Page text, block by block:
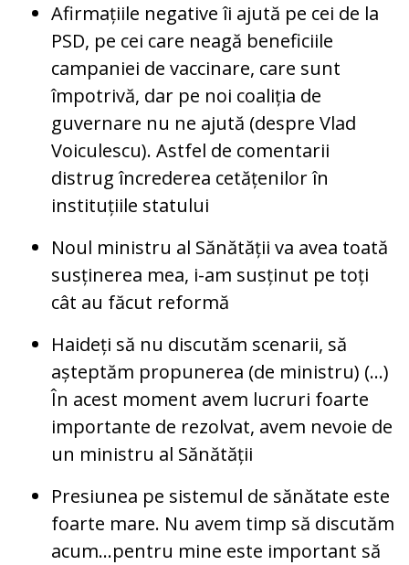
Afirmațiile negative îi ajută pe cei de la
PSD, pe cei care neagă beneficiile
campaniei de vaccinare, care sunt
împotrivă, dar pe noi coaliția de
guvernare nu ne ajută (despre Vlad
Voiculescu). Astfel de comentarii
distrug încrederea cetățenilor în
instituțiile statului
Noul ministru al Sănătății va avea toată
susținerea mea, i-am susținut pe toți
cât au făcut reformă
Haideți să nu discutăm scenarii, să
așteptăm propunerea (de ministru) (…)
În acest moment avem lucruri foarte
importante de rezolvat, avem nevoie de
un ministru al Sănătății
Presiunea pe sistemul de sănătate este
foarte mare. Nu avem timp să discutăm
acum…pentru mine este important să